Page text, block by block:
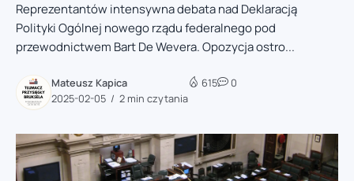
Reprezentantów intensywna debata nad Deklaracją
Polityki Ogólnej nowego rządu federalnego pod
przewodnictwem Bart De Wevera. Opozycja ostro...
Mateusz Kapica
2025-02-05
2 min czytania
615 0